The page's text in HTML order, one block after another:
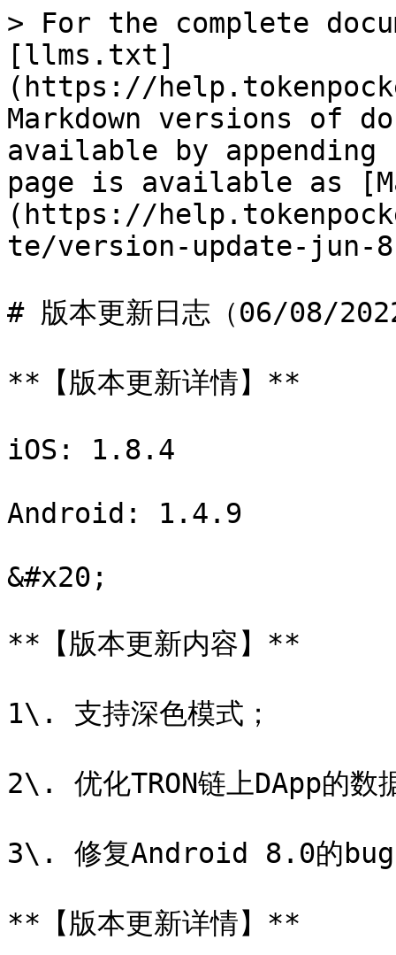
> For the complete
[llms.txt]
(https://
Markdown versions of
available by
page is available as
(https://
te/version-update-jun-
# 版本更新日志（06/08/
**【版本更新详情】**
iOS: 1.8.4
Android: 1.4.9
&#x20;
**【版本更新内容】**
1\. 支持深色模式；
2\. 优化TRON链上DApp的数
3\. 修复Android 8.0的bug
**【版本更新详情】**